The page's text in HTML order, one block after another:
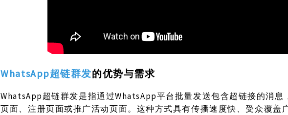
WhatsApp超链群发的优势与需求
WhatsApp超链群发是指通过WhatsApp平台批量发送包含超链接的消息
页面、注册页面或推广活动页面。这种方式具有传播速度快、受众覆盖